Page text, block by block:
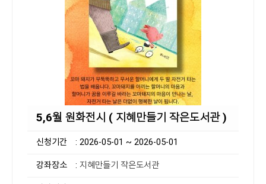
5,6월 원화전시 ( 지혜만들기 작은도서관 )
신청기간 : 2026-05-01 ~ 2026-05-01
강좌장소 : 지혜만들기 작은도서관